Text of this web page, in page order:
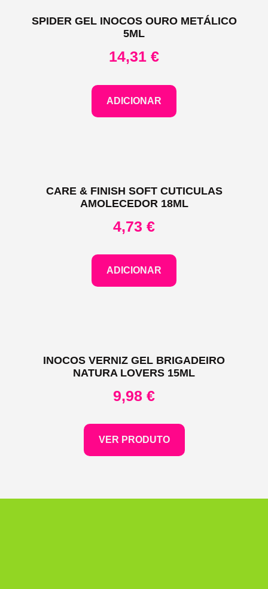
SPIDER GEL INOCOS OURO METÁLICO
5ML
14,31 €
ADICIONAR
CARE & FINISH SOFT CUTICULAS
AMOLECEDOR 18ML
4,73 €
ADICIONAR
INOCOS VERNIZ GEL BRIGADEIRO
NATURA LOVERS 15ML
9,98 €
VER PRODUTO